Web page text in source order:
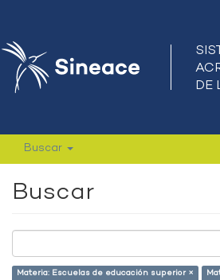
Buscar
Buscar
Materia: Escuelas de educación superior ×